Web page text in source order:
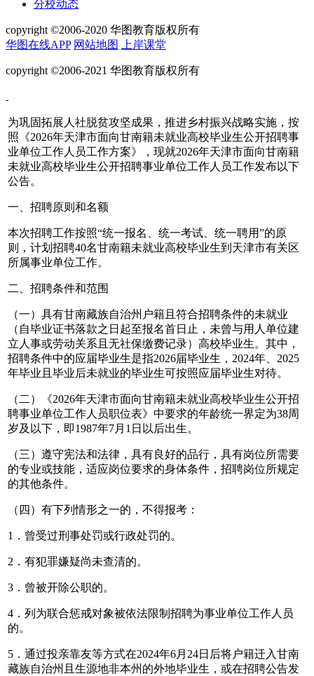
分校动态
copyright ©2006-2020 华图教育版权所有
华图在线APP 网站地图 上岸课堂
copyright ©2006-2021 华图教育版权所有
为巩固拓展人社脱贫攻坚成果，推进乡村振兴战略实施，按
照《2026年天津市面向甘南籍未就业高校毕业生公开招聘事
业单位工作人员工作方案》，现就2026年天津市面向甘南籍
未就业高校毕业生公开招聘事业单位工作人员工作发布以下
公告。
一、招聘原则和名额
本次招聘工作按照“统一报名、统一考试、统一聘用”的原
则，计划招聘40名甘南籍未就业高校毕业生到天津市有关区
所属事业单位工作。
二、招聘条件和范围
（一）具有甘南藏族自治州户籍且符合招聘条件的未就业
（自毕业证书落款之日起至报名首日止，未曾与用人单位建
立人事或劳动关系且无社保缴费记录）高校毕业生。其中，
招聘条件中的应届毕业生是指2026届毕业生，2024年、2025
年毕业且毕业后未就业的毕业生可按照应届毕业生对待。
（二）《2026年天津市面向甘南籍未就业高校毕业生公开招
聘事业单位工作人员职位表》中要求的年龄统一界定为38周
岁及以下，即1987年7月1日以后出生。
（三）遵守宪法和法律，具有良好的品行，具有岗位所需要
的专业或技能，适应岗位要求的身体条件，招聘岗位所规定
的其他条件。
（四）有下列情形之一的，不得报考：
1．曾受过刑事处罚或行政处罚的。
2．有犯罪嫌疑尚未查清的。
3．曾被开除公职的。
4．列为联合惩戒对象被依法限制招聘为事业单位工作人员
的。
5．通过投亲靠友等方式在2024年6月24日后将户籍迁入甘南
藏族自治州且生源地非本州的外地毕业生，或在招聘公告发